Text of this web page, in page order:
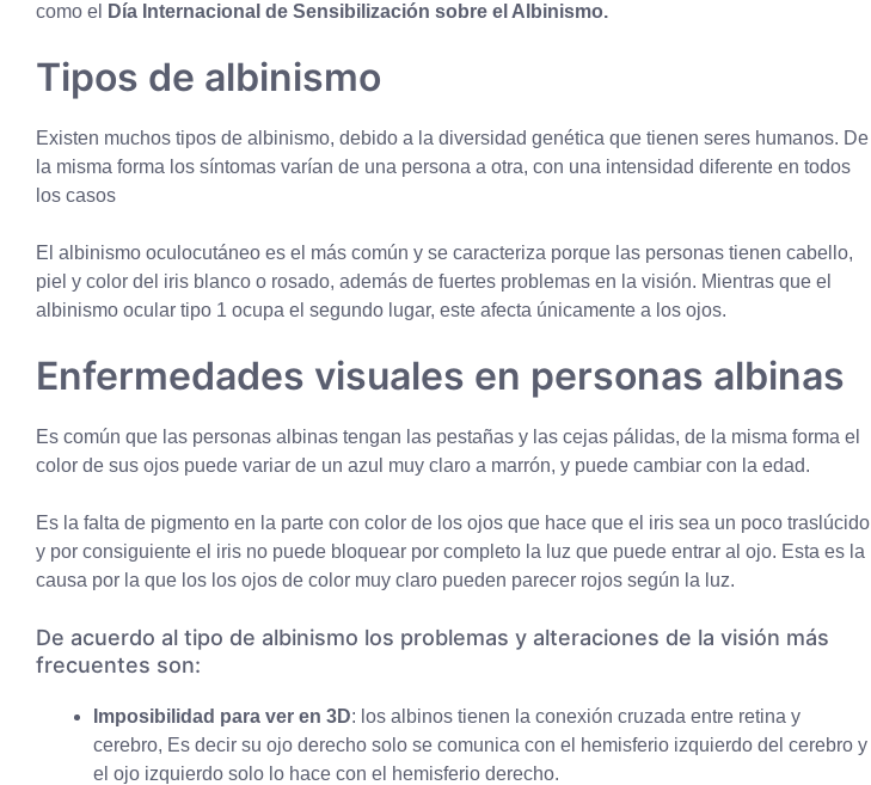
como el
Día Internacional de Sensibilización sobre el Albinismo.
Tipos de albinismo
Existen muchos tipos de albinismo, debido a la diversidad genética que tienen seres humanos. De
la misma forma los síntomas varían de una persona a otra, con una intensidad diferente en todos
los casos
El albinismo oculocutáneo es el más común y se caracteriza porque las personas tienen cabello,
piel y color del iris blanco o rosado, además de fuertes problemas en la visión. Mientras que el
albinismo ocular tipo 1 ocupa el segundo lugar, este afecta únicamente a los ojos.
Enfermedades visuales en personas albinas
Es común que las personas albinas tengan las pestañas y las cejas pálidas, de la misma forma el
color de sus ojos puede variar de un azul muy claro a marrón, y puede cambiar con la edad.
Es la falta de pigmento en la parte con color de los ojos que hace que el iris sea un poco traslúcido
y por consiguiente el iris no puede bloquear por completo la luz que puede entrar al ojo. Esta es la
causa por la que los los ojos de color muy claro pueden parecer rojos según la luz.
De acuerdo al tipo de albinismo los problemas y alteraciones de la visión más
frecuentes son:
Imposibilidad para ver en 3D: los albinos tienen la conexión cruzada entre retina y
cerebro, Es decir su ojo derecho solo se comunica con el hemisferio izquierdo del cerebro y
el ojo izquierdo solo lo hace con el hemisferio derecho.